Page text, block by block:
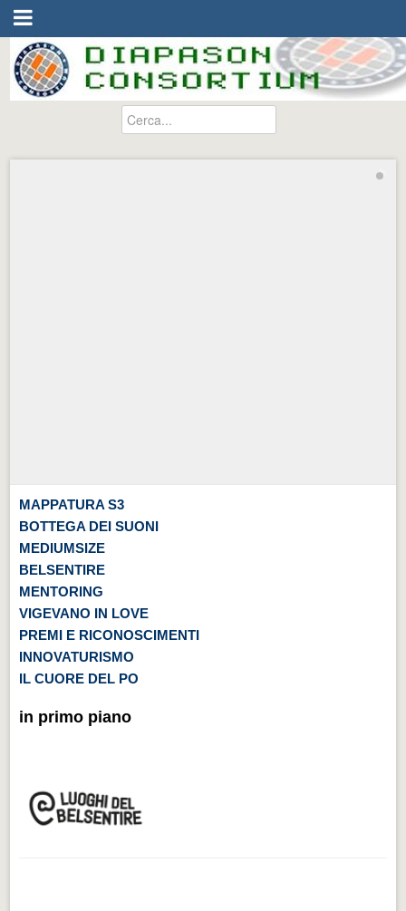
MAPPATURA S3
BOTTEGA DEI SUONI
MEDIUMSIZE
BELSENTIRE
MENTORING
VIGEVANO IN LOVE
PREMI E RICONOSCIMENTI
INNOVATURISMO
IL CUORE DEL PO
in primo piano